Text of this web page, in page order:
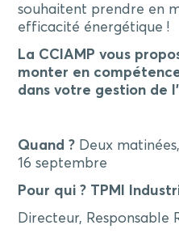
souhaitent prendre en
efficacité énergétique !
La CCIAMP vous
monter en
dans votre gestion de
Quand ? Deux
16 septembre
Pour qui ? TPMI
Directeur, Responsable